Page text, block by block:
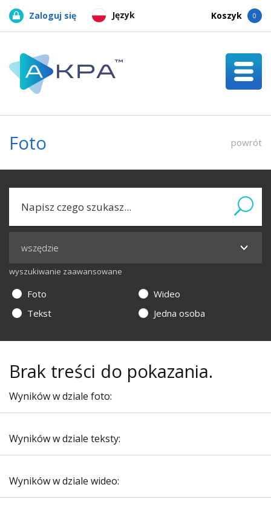
Język
Zaloguj się Koszyk 0
Foto powrót
wyszukiwanie zaawansowane
Foto
Wideo
Tekst
Jedna osoba
Brak treści do pokazania.
Wyników w dziale foto:
Wyników w dziale teksty:
Wyników w dziale wideo: